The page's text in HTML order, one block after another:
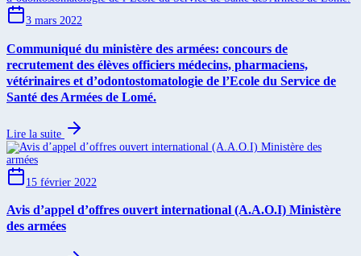
3 mars 2022
Communiqué du ministère des armées: concours de
recrutement des élèves officiers médecins, pharmaciens,
vétérinaires et d’odontostomatologie de l’Ecole du Service de
Santé des Armées de Lomé.
Lire la suite
15 février 2022
Avis d’appel d’offres ouvert international (A.A.O.I) Ministère
des armées